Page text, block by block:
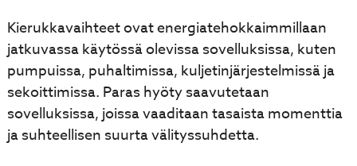
Kierukkavaihteet ovat energiatehokkaimmillaan
jatkuvassa käytössä olevissa sovelluksissa, kuten
pumpuissa, puhaltimissa, kuljetinjärjestelmissä ja
sekoittimissa. Paras hyöty saavutetaan
sovelluksissa, joissa vaaditaan tasaista momenttia
ja suhteellisen suurta välityssuhdetta.